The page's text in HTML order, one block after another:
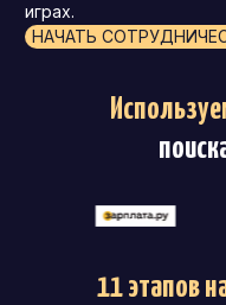
играх.
НАЧАТЬ
11 этапов